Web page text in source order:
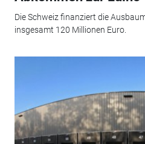
Die Schweiz finanziert die
insgesamt 120 Millionen Euro.